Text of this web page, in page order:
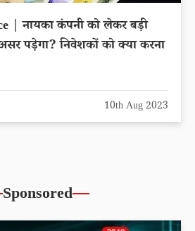
| नायका कंपनी को लेकर बड़ी
पड़ेगा? निवेशकों को क्या करना
10th Aug 2023
Sponsored